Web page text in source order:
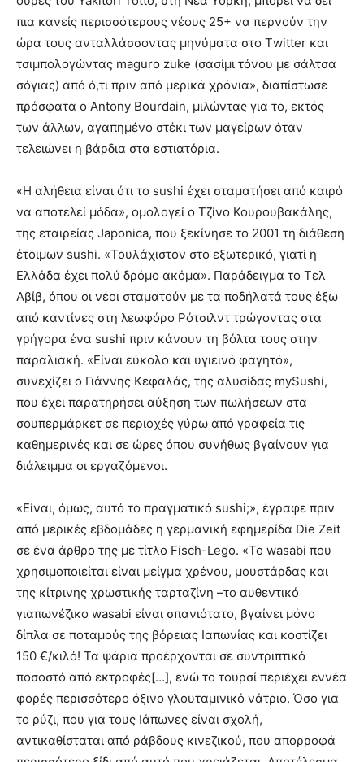
πια κανείς περισσότερους νέους 25+ να περνούν την
ώρα τους ανταλλάσσοντας μηνύματα στο Τwitter και
τσιμπολογώντας maguro zuke (σασίμι τόνου με σάλτσα
σόγιας) από ό,τι πριν από μερικά χρόνια», διαπίστωσε
πρόσφατα ο Antony Bourdain, μιλώντας για το, εκτός
των άλλων, αγαπημένο στέκι των μαγείρων όταν
τελειώνει η βάρδια στα εστιατόρια.
«Η αλήθεια είναι ότι το sushi έχει σταματήσει από καιρό
να αποτελεί μόδα», ομολογεί ο Τζίνο Κουρουβακάλης,
της εταιρείας Japonica, που ξεκίνησε το 2001 τη διάθεση
έτοιμων sushi. «Τουλάχιστον στο εξωτερικό, γιατί η
Ελλάδα έχει πολύ δρόμο ακόμα». Παράδειγμα το Τελ
Αβίβ, όπου οι νέοι σταματούν με τα ποδήλατά τους έξω
από καντίνες στη λεωφόρο Ρότσιλντ τρώγοντας στα
γρήγορα ένα sushi πριν κάνουν τη βόλτα τους στην
παραλιακή. «Eίναι εύκολο και υγιεινό φαγητό»,
συνεχίζει ο Γιάννης Κεφαλάς, της αλυσίδας mySushi,
που έχει παρατηρήσει αύξηση των πωλήσεων στα
σουπερμάρκετ σε περιοχές γύρω από γραφεία τις
καθημερινές και σε ώρες όπου συνήθως βγαίνουν για
διάλειμμα οι εργαζόμενοι.
«Είναι, όμως, αυτό το πραγματικό sushi;», έγραφε πριν
από μερικές εβδομάδες η γερμανική εφημερίδα Die Zeit
σε ένα άρθρο της με τίτλο Fisch-Lego. «Το wasabi που
χρησιμοποιείται είναι μείγμα χρένου, μουστάρδας και
της κίτρινης χρωστικής ταρταζίνη –το αυθεντικό
γιαπωνέζικο wasabi είναι σπανιότατο, βγαίνει μόνο
δίπλα σε ποταμούς της βόρειας Ιαπωνίας και κοστίζει
150 €/κιλό! Τα ψάρια προέρχονται σε συντριπτικό
ποσοστό από εκτροφές[…], ενώ το τουρσί περιέχει εννέα
φορές περισσότερο όξινο γλουταμινικό νάτριο. Όσο για
το ρύζι, που για τους Ιάπωνες είναι σχολή,
αντικαθίσταται από ράβδους κινεζικού, που απορροφά